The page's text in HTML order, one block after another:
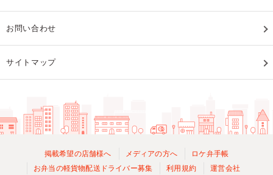
お問い合わせ
サイトマップ
掲載希望の店舗様へ メディアの方へ
ロケ弁手帳
お弁当の軽貨物配送ドライバー募集
利用規約 運営会社